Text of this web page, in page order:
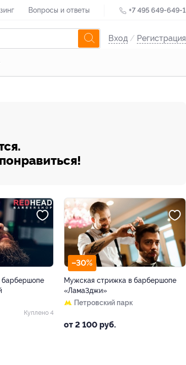
Вопросы и ответы +7 495 649-649-1
Вход / Регистрация
Куплено 4
–30%
Мужская стрижка в барбершопе
«Лама3джи»
Петровский парк
от 2 100 руб.